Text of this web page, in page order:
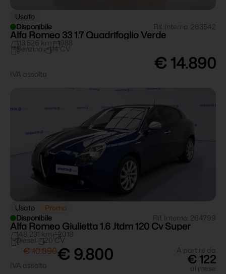
Usato
Disponibile
Rif. Interno: 263542
Alfa Romeo 33 1.7 Quadrifoglio Verde
113.526 km 1988
Benzina 114 CV
€ 14.890
IVA assolta
Usato
Promo
Disponibile
Rif. Interno: 264799
Alfa Romeo Giulietta 1.6 Jtdm 120 Cv Super
148.231 km 2018
Diesel 120 CV
€ 9.800
€ 10.890
IVA assolta
A partire da
€ 122
al mese